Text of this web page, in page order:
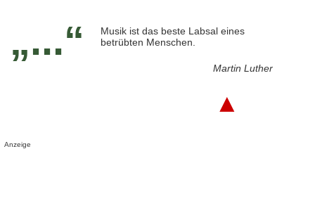
„...“
Musik ist das beste Labsal eines
betrübten Menschen.
Martin Luther
▲
Anzeige